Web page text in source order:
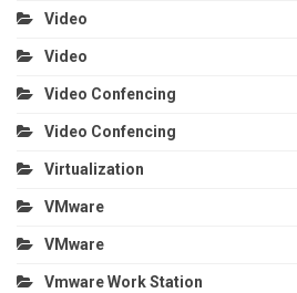
Video
Video
Video Confencing
Video Confencing
Virtualization
VMware
VMware
Vmware Work Station